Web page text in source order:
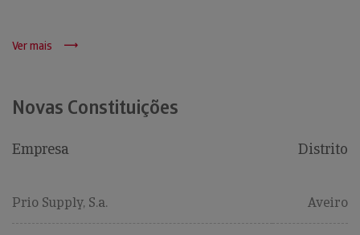
Ver mais
Novas Constituições
Empresa Distrito
Prio Supply, S.a. Aveiro